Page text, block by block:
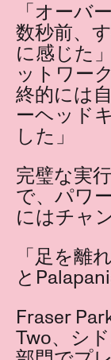
「オーバ
数秒前、
に感じた
ットワー
終的には
ーヘッド
した」
完璧な実
で、パワ
にはチャ
「足を離
と
Fraser
Two、シ